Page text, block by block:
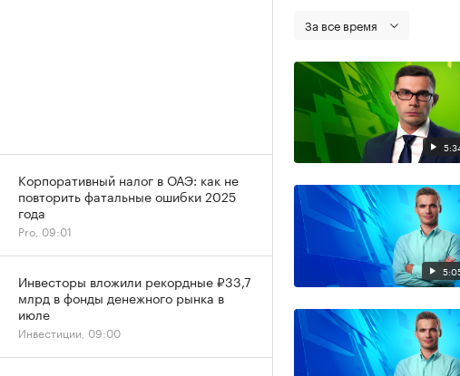
За все время
Корпоративный налог в ОАЭ: как не
повторить фатальные ошибки 2025
года
Pro, 09:01
Инвесторы вложили рекордные ₽33,7
млрд в фонды денежного рынка в
июле
Инвестиции, 09:00